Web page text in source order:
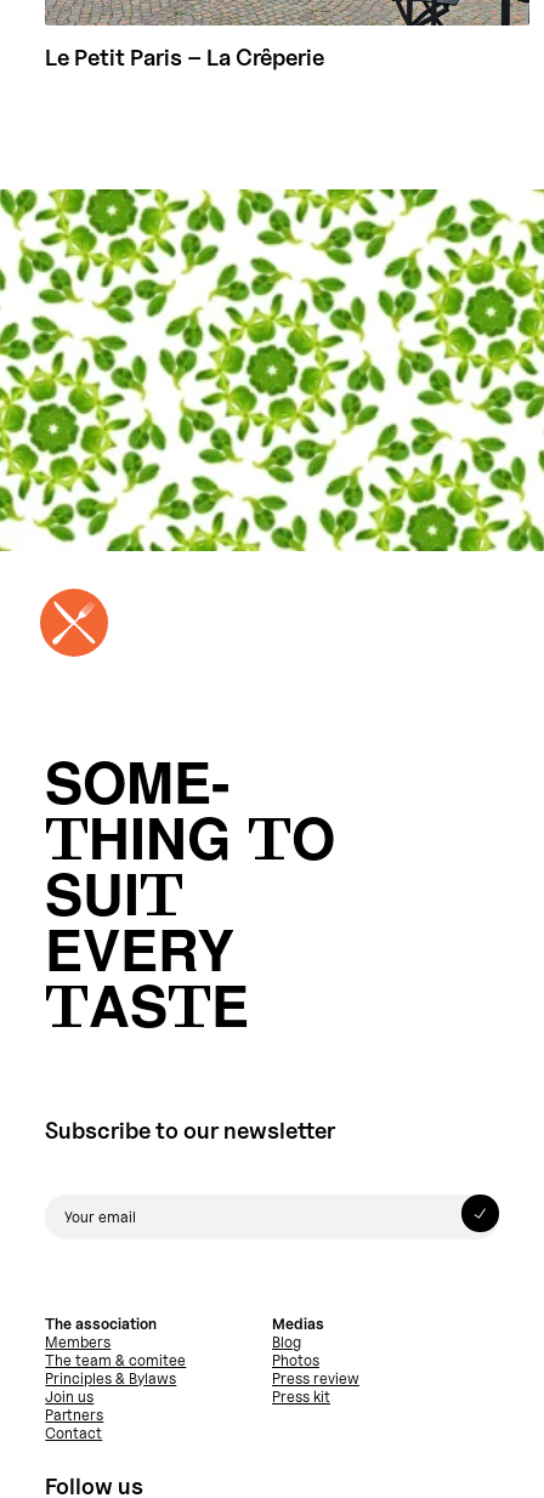
Le Petit Paris – La Crêperie
SOME-
THING TO
SUIT
EVERY
TASTE
Subscribe to our newsletter
The association
Members
The team & comitee
Principles & Bylaws
Join us
Partners
Contact
Medias
Blog
Photos
Press review
Press kit
Follow us